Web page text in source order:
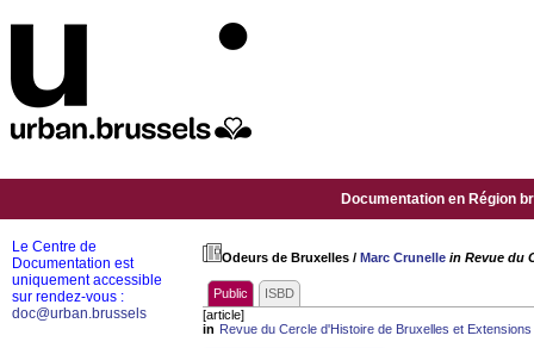
Documentation en Région
Odeurs de Bruxelles / Marc Crunelle in Revue du
Public
ISBD
[article]
in Revue du Cercle d'Histoire de Bruxelles et Extensions
Le Centre de
Documentation est
uniquement accessible
sur rendez-vous :
doc@urban.brussels